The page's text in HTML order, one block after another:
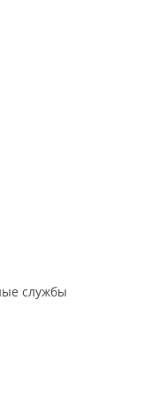
службы